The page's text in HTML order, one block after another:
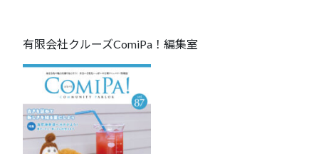
有限会社クルーズComiPa！編集室